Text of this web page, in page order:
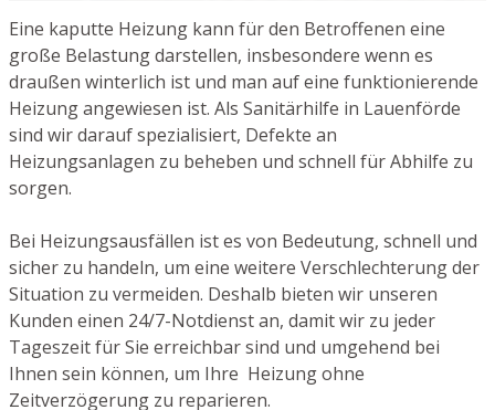
Eine kaputte Heizung kann für den Betroffenen eine
große Belastung darstellen, insbesondere wenn es
draußen winterlich ist und man auf eine funktionierende
Heizung angewiesen ist. Als Sanitärhilfe in Lauenförde
sind wir darauf spezialisiert, Defekte an
Heizungsanlagen zu beheben und schnell für Abhilfe zu
sorgen.
Bei Heizungsausfällen ist es von Bedeutung, schnell und
sicher zu handeln, um eine weitere Verschlechterung der
Situation zu vermeiden. Deshalb bieten wir unseren
Kunden einen 24/7-Notdienst an, damit wir zu jeder
Tageszeit für Sie erreichbar sind und umgehend bei
Ihnen sein können, um Ihre Heizung ohne
Zeitverzögerung zu reparieren.